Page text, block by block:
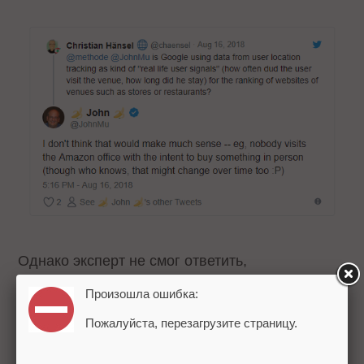
Однако эксперт не смог ответить,
распространяется ли это на локальный поиск.
Мюллер сказал, что это не входит в его
компетенцию, однако ему кажется, что
Произошла ошибка:
Пожалуйста, перезагрузите страницу.